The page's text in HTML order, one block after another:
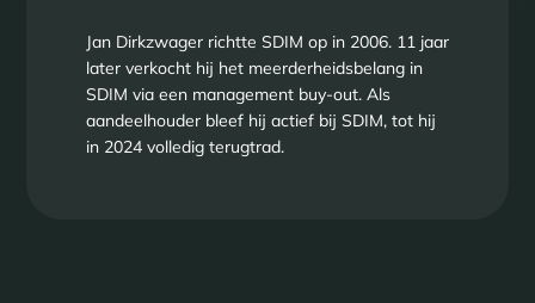
Jan Dirkzwager richtte SDIM op in 2006. 11 jaar
later verkocht hij het meerderheidsbelang in
SDIM via een management buy-out. Als
aandeelhouder bleef hij actief bij SDIM, tot hij
in 2024 volledig terugtrad.